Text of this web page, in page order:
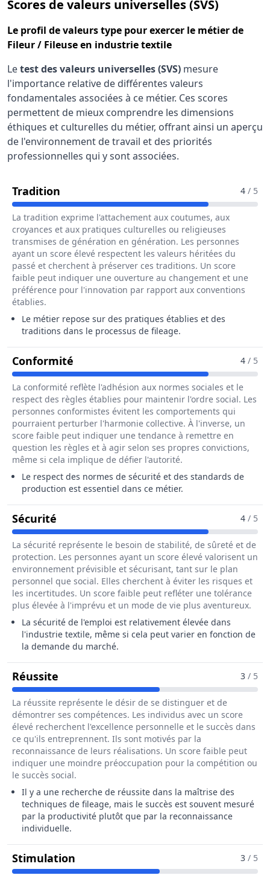
Scores de valeurs universelles (SVS)
Le profil de valeurs type pour exercer le métier de
Fileur / Fileuse en industrie textile
Letest des valeurs universelles (SVS) mesure
l'importance relative de différentes valeurs
fondamentales associées à ce métier. Ces scores
permettent de mieux comprendre les dimensions
éthiques et culturelles du métier, offrant ainsi un aperçu
de l'environnement de travail et des priorités
professionnelles qui y sont associées.
Tradition Pour Le Métier De Fileur / Fileuse En
4 / 5
La tradition exprime l'attachement aux coutumes, aux
croyances et aux pratiques culturelles ou religieuses
transmises de génération en génération. Les personnes
ayant un score élevé respectent les valeurs héritées du
passé et cherchent à préserver ces traditions. Un score
faible peut indiquer une ouverture au changement et une
préférence pour l'innovation par rapport aux conventions
établies.
Le métier repose sur des pratiques établies et des
traditions dans le processus de fileage.
Conformité Pour Le Métier De Fileur / Fileuse
4 / 5
La conformité reflète l'adhésion aux normes sociales et le
respect des règles établies pour maintenir l'ordre social. Les
personnes conformistes évitent les comportements qui
pourraient perturber l'harmonie collective. À l'inverse, un
score faible peut indiquer une tendance à remettre en
question les règles et à agir selon ses propres convictions,
même si cela implique de défier l'autorité.
Le respect des normes de sécurité et des standards de
production est essentiel dans ce métier.
Sécurité Pour Le Métier De Fileur / Fileuse En
4 / 5
La sécurité représente le besoin de stabilité, de sûreté et de
protection. Les personnes ayant un score élevé valorisent un
environnement prévisible et sécurisant, tant sur le plan
personnel que social. Elles cherchent à éviter les risques et
les incertitudes. Un score faible peut refléter une tolérance
plus élevée à l'imprévu et un mode de vie plus aventureux.
La sécurité de l'emploi est relativement élevée dans
l'industrie textile, même si cela peut varier en fonction de
la demande du marché.
Réussite Pour Le Métier De Fileur / Fileuse En
3 / 5
La réussite représente le désir de se distinguer et de
démontrer ses compétences. Les individus avec un score
élevé recherchent l'excellence personnelle et le succès dans
ce qu'ils entreprennent. Ils sont motivés par la
reconnaissance de leurs réalisations. Un score faible peut
indiquer une moindre préoccupation pour la compétition ou
le succès social.
Il y a une recherche de réussite dans la maîtrise des
techniques de fileage, mais le succès est souvent mesuré
par la productivité plutôt que par la reconnaissance
individuelle.
Stimulation Pour Le Métier De Fileur / Fileuse
3 / 5